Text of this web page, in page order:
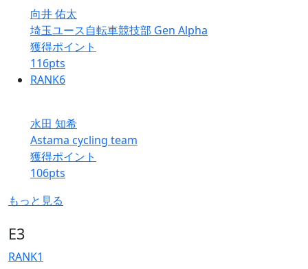
向井 佑太
埼玉ユース自転車競技部 Gen Alpha
獲得ポイント
116pts
RANK6
水田 知希
Astama cycling team
獲得ポイント
106pts
もっと見る
E3
RANK1